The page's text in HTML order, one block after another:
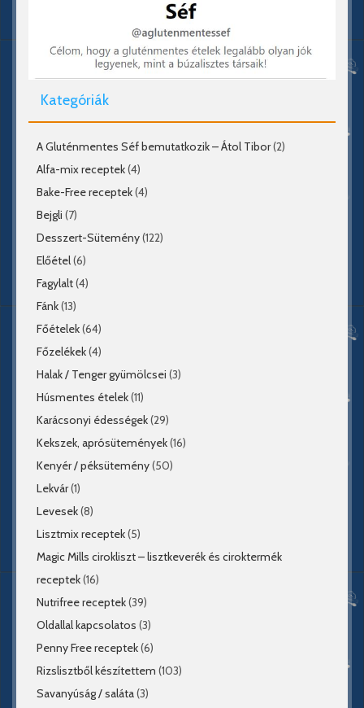
Kategóriák
A Gluténmentes Séf bemutatkozik – Átol Tibor(2)
Alfa-mix receptek(4)
Bake-Free receptek(4)
Bejgli (7)
Desszert-Sütemény(122)
Előétel(6)
Fagylalt(4)
Fánk(13)
Főételek(64)
Főzelékek(4)
Halak / Tenger gyümölcsei (3)
Húsmentes ételek(11)
Karácsonyi édességek(29)
Kekszek, aprósütemények(16)
Kenyér / péksütemény(50)
Lekvár(1)
Levesek(8)
Lisztmix receptek(5)
Magic Mills cirokliszt – lisztkeverék és ciroktermék
receptek(16)
Nutrifree receptek(39)
Oldallal kapcsolatos (3)
Penny Free receptek(6)
Rizslisztből készítettem (103)
Savanyúság / saláta(3)